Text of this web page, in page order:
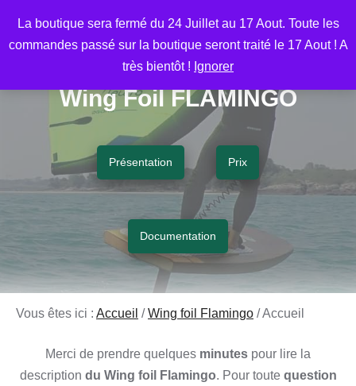
La boutique sera fermé du 24 Juillet au 17 Aout. Toute les
commandes passé sur la boutique seront traité le 17 Aout ! A
très bientôt ! Ignorer
contenu
Wing Foil FLAMINGO
Présentation Prix
Documentation
Vous êtes ici : Accueil /Wing foil Flamingo /Accueil
Merci de prendre quelques minutes pour lire la
description du Wing foil Flamingo. Pour toute question